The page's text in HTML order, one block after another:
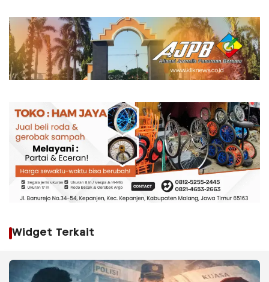
Widget Terkait